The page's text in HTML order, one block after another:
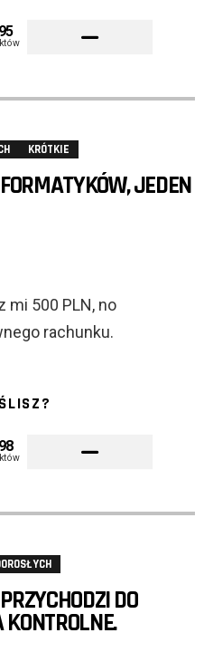
KRÓTKIE
JEDEN
mi 500 PLN, no
rachunku.
DO